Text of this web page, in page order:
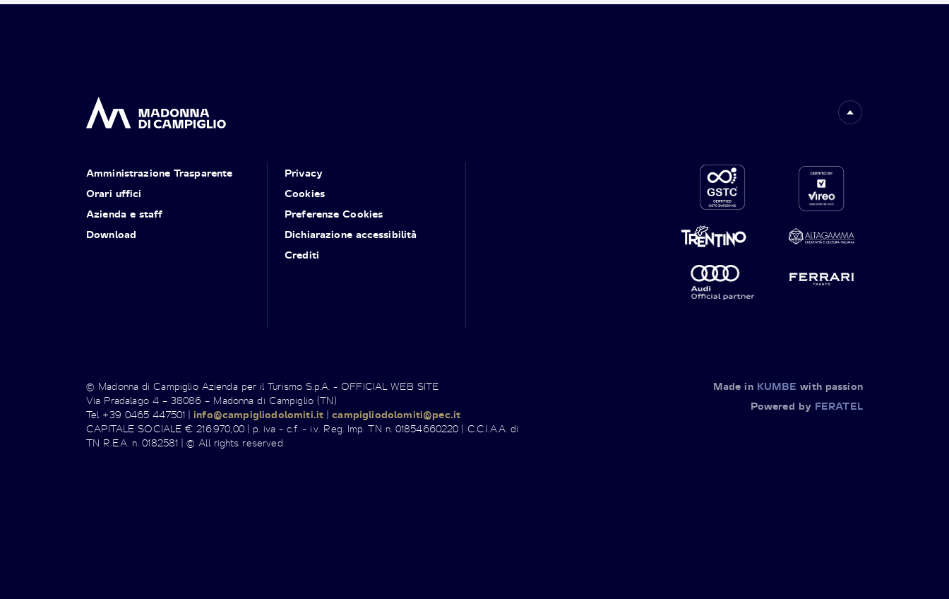
Amministrazione Trasparente
Orari uffici
Azienda e staff
Download
Privacy
Cookies
Preferenze Cookies
Dichiarazione accessibilità
Crediti
© Madonna di Campiglio Azienda per il Turismo S.p.A. - OFFICIAL WEB SITE
Via Pradalago 4 – 38086 – Madonna di Campiglio (TN)
Tel +39 0465 447501 |info@campigliodolomiti.it |campigliodolomiti@pec.it
CAPITALE SOCIALE € 216.970,00 | p. iva - c.f. - i.v. Reg. Imp. TN n. 01854660220 | C.C.I.A.A. di
TN R.E.A. n. 0182581 | © All rights reserved
Made in KUMBE with passion
Powered by FERATEL